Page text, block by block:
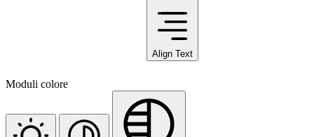
Align Text
Moduli colore